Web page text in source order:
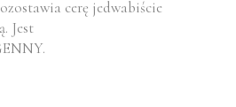
cerę jedwabiście
Jest